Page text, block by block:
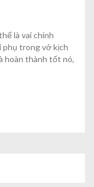
là vai chính
phụ trong vở kịch
hoàn thành tốt nó,